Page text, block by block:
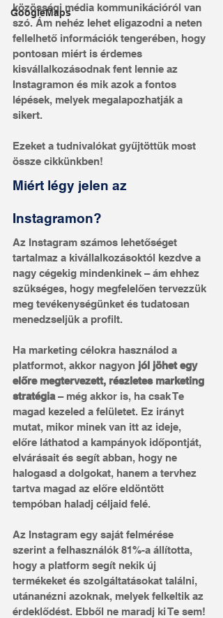
GoogleMaps
közösségi média kommunikációról van
szó. Ám nehéz lehet eligazodni a neten
fellelhető információk tengerében, hogy
pontosan miért is érdemes
kisvállalkozásodnak fent lennie az
Instagramon és mik azok a fontos
lépések, melyek megalapozhatják a
sikert.
Ezeket a tudnivalókat gyűjtöttük most
össze cikkünkben!
Miért légy jelen az
Instagramon?
Az Instagram számos lehetőséget
tartalmaz a kivállalkozásoktól kezdve a
nagy cégekig mindenkinek – ám ehhez
szükséges, hogy megfelelően tervezzük
meg tevékenységünket és tudatosan
menedzseljük a profilt.
Ha marketing célokra használod a
platformot, akkor nagyon jól jöhet egy
előre megtervezett, részletes marketing
stratégia – még akkor is, ha csak Te
magad kezeled a felületet. Ez irányt
mutat, mikor minek van itt az ideje,
előre láthatod a kampányok időpontját,
elvárásait és segít abban, hogy ne
halogasd a dolgokat, hanem a tervhez
tartva magad az előre eldöntött
tempóban haladj céljaid felé.
Az Instagram egy saját felmérése
szerint a felhasználók 81%-a állította,
hogy a platform segít nekik új
termékeket és szolgáltatásokat találni,
utánanézni azoknak, melyek felkeltik az
érdeklődést. Ebből ne maradj ki Te sem!